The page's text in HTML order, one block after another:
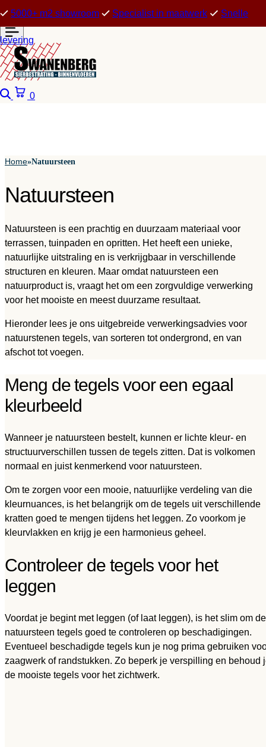
5000+ m2 showroom Specialist in maatwerk Snelle
levering
Zoeken
0
Home»Natuursteen
Natuursteen
Natuursteen is een prachtig en duurzaam materiaal voor
terrassen, tuinpaden en opritten. Het heeft een unieke,
natuurlijke uitstraling en is verkrijgbaar in verschillende
structuren en kleuren. Maar omdat natuursteen een
natuurproduct is, vraagt het om een zorgvuldige verwerking
voor het mooiste en meest duurzame resultaat.
Hieronder lees je ons uitgebreide verwerkingsadvies voor
natuurstenen tegels, van sorteren tot ondergrond, en van
afschot tot voegen.
Meng de tegels voor een egaal
kleurbeeld
Wanneer je natuursteen bestelt, kunnen er lichte kleur- en
structuurverschillen tussen de tegels zitten. Dat is volkomen
normaal en juist kenmerkend voor natuursteen.
Om te zorgen voor een mooie, natuurlijke verdeling van die
kleurnuances, is het belangrijk om de tegels uit verschillende
kratten goed te mengen tijdens het leggen. Zo voorkom je
kleurvlakken en krijg je een harmonieus geheel.
Controleer de tegels voor het
leggen
Voordat je begint met leggen (of laat leggen), is het slim om de
natuursteen tegels goed te controleren op beschadigingen.
Eventueel beschadigde tegels kun je nog prima gebruiken
zaagwerk of randstukken. Zo beperk je verspilling en behoud
de mooiste tegels voor het zichtwerk.